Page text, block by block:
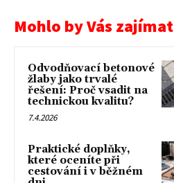
Mohlo by Vás zajímat
Odvodňovací betonové
žlaby jako trvalé
řešení: Proč vsadit na
technickou kvalitu?
7.4.2026
Praktické doplňky,
které oceníte při
cestování i v běžném